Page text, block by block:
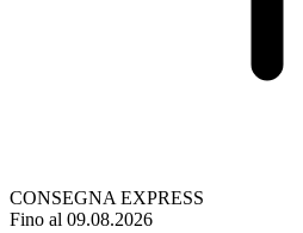
CONSEGNA EXPRESS
Fino al 09.08.2026